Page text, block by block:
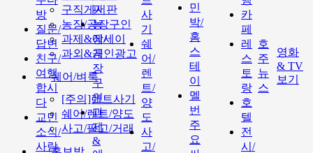
구직게시판
농장/공장구인
과제&에세이
과외&개인광고
쉐어/벼룩
[주의]랜트사기
쉐어/렌트/양도
사고/팔고/거래
방
질문/
답변
친구/
여행
합시
다
교민
소식/
사람
판
농
장/
공
장
구
인
과
제
&
사
기
쉐
어/
렌
트/
양
도
사
고/
민
박/
홈
스
테
이
멜
번
주
요
카
페
레
스
토
랑
호
텔
전
시/
호
주
뉴
스
영화
& TV
보기